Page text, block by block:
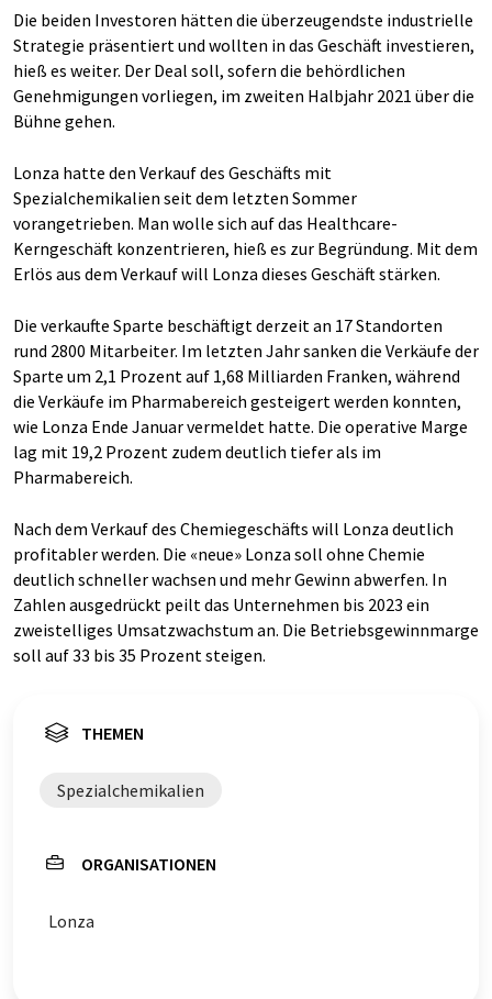
Die beiden Investoren hätten die überzeugendste industrielle
Strategie präsentiert und wollten in das Geschäft investieren,
hieß es weiter. Der Deal soll, sofern die behördlichen
Genehmigungen vorliegen, im zweiten Halbjahr 2021 über die
Bühne gehen.
Lonza hatte den Verkauf des Geschäfts mit
Spezialchemikalien seit dem letzten Sommer
vorangetrieben. Man wolle sich auf das Healthcare-
Kerngeschäft konzentrieren, hieß es zur Begründung. Mit dem
Erlös aus dem Verkauf will Lonza dieses Geschäft stärken.
Die verkaufte Sparte beschäftigt derzeit an 17 Standorten
rund 2800 Mitarbeiter. Im letzten Jahr sanken die Verkäufe der
Sparte um 2,1 Prozent auf 1,68 Milliarden Franken, während
die Verkäufe im Pharmabereich gesteigert werden konnten,
wie Lonza Ende Januar vermeldet hatte. Die operative Marge
lag mit 19,2 Prozent zudem deutlich tiefer als im
Pharmabereich.
Nach dem Verkauf des Chemiegeschäfts will Lonza deutlich
profitabler werden. Die «neue» Lonza soll ohne Chemie
deutlich schneller wachsen und mehr Gewinn abwerfen. In
Zahlen ausgedrückt peilt das Unternehmen bis 2023 ein
zweistelliges Umsatzwachstum an. Die Betriebsgewinnmarge
soll auf 33 bis 35 Prozent steigen.
THEMEN
Spezialchemikalien
ORGANISATIONEN
Lonza